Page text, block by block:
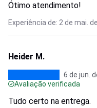
Ótimo atendimento!
Experiência de: 2 de mai.
Heider M.
6 de jun.
Avaliação verificada
Tudo certo na entrega.